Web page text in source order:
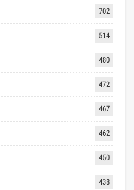
702
514
480
472
467
462
450
438